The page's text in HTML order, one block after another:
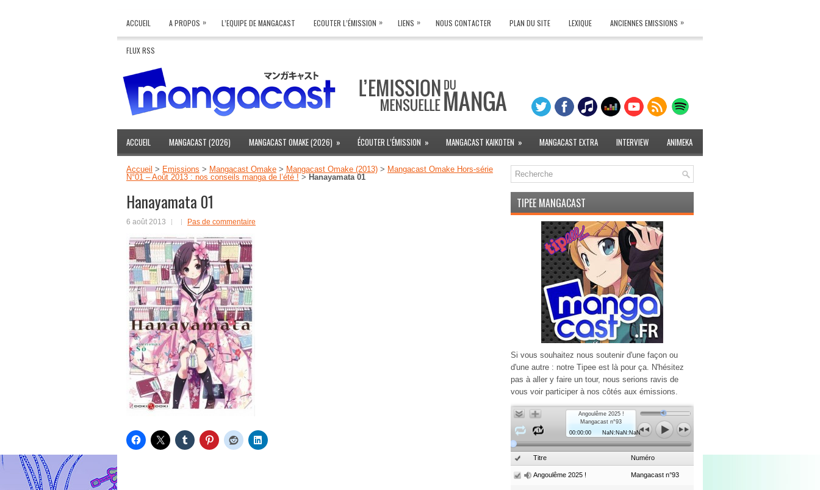
ACCUEIL A PROPOS » L’EQUIPE DE MANGACAST ECOUTER L’ÉMISSION » LIENS » NOUS CONTACTER PLAN DU SITE LEXIQUE ANCIENNES EMISSIONS »
FLUX RSS
ACCUEIL MANGACAST (2026) MANGACAST OMAKE (2026) » ÉCOUTER L’ÉMISSION » MANGACAST KAIKOTEN » MANGACAST EXTRA INTERVIEW ANIMEKA
Accueil > Emissions > Mangacast Omake > Mangacast Omake (2013) > Mangacast Omake Hors-série
N°01 – Août 2013 : nos conseils manga de l’été ! > Hanayamata 01
Hanayamata 01
6 août 2013 Pas de commentaire
TIPEE MANGACAST
Si vous souhaitez nous soutenir d'une façon ou
d'une autre : notre Tipee est là pour ça. N'hésitez
pas à aller y faire un tour, nous serions ravis de
vous voir participer à nos côtés aux émissions.
Angoulême 2025 !
Mangacast n°93
00:00:00
NaN:NaN:NaN
Titre Numéro
Angoulême 2025 ! Mangacast n°93